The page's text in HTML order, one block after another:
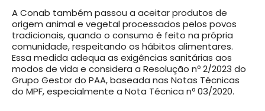
A Conab também passou a aceitar produtos de
origem animal e vegetal processados pelos povos
tradicionais, quando o consumo é feito na própria
comunidade, respeitando os hábitos alimentares.
Essa medida adequa as exigências sanitárias aos
modos de vida e considera a Resolução nº 2/2023 do
Grupo Gestor do PAA, baseada nas Notas Técnicas
do MPF, especialmente a Nota Técnica nº 03/2020.